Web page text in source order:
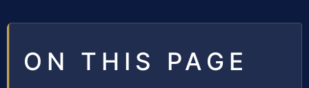
ON THIS PAGE